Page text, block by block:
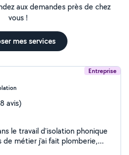
aux demandes près de chez
vous !
mes services
Entreprise
avis)
le travail d'isolation phonique
de métier j'ai fait plomberie,